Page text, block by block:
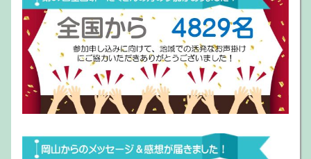
参加、いずれもOKです！ ただし、全体会当日
のオンライン視聴、オンライン開催の分科会に
は参加できません
◎全体会は、後日オンデマンド配信でごらんに
なることもできます（当日配布の討議資料をご
らんください）
◎事前申し込みの時点で定員に達している分科
◎参加できる分科会の一覧はこちら